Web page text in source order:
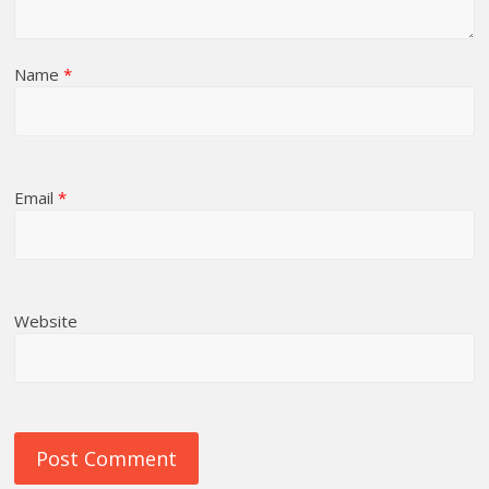
Name*
Email*
Website